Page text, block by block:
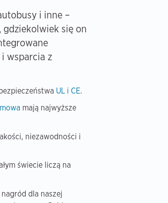
i inne –
gdziekolwiek się on
wsparcia z
UL i CE.
mają najwyższe
niezawodności i
świecie liczą na
dla naszej